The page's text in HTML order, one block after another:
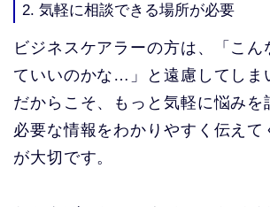
2. 気軽に相談できる場所が必要
ビジネスケアラーの方は、「こん
ていいのかな…」と遠慮してしま
だからこそ、もっと気軽に悩みを
必要な情報をわかりやすく伝えて
が大切です。